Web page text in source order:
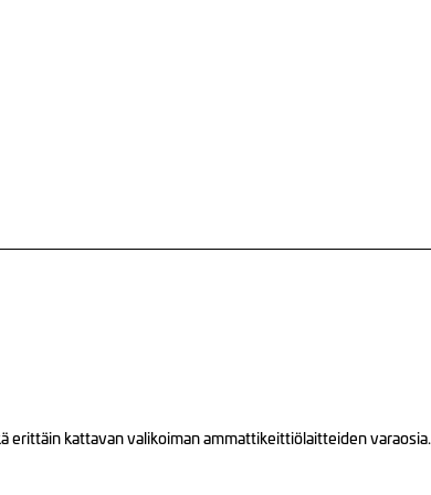
erittäin kattavan valikoiman ammattikeittiölaitteiden varaosia.